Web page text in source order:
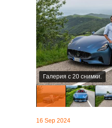
Галерия с 20 снимки.
16 Sep 2024